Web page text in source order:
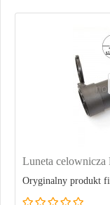
Luneta celownicza
Oryginalny produkt